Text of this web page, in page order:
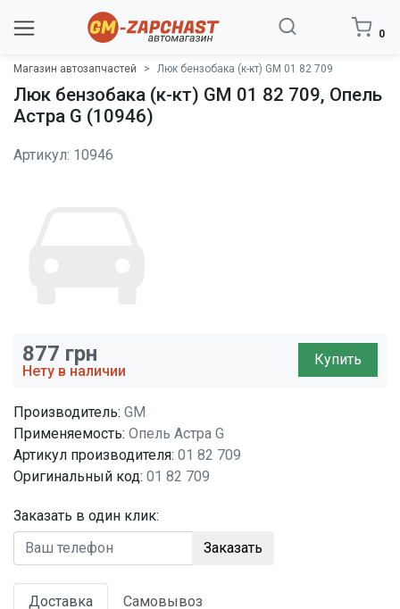
0
Магазин автозапчастей Люк бензобака (к-кт) GM 01 82 709
Люк бензобака (к-кт) GM 01 82 709, Опель
Астра G (10946)
Артикул: 10946
877 грн
Нету в наличии
Купить
Производитель: GM
Применяемость: Опель Астра G
Артикул производителя: 01 82 709
Оригинальный код: 01 82 709
Заказать в один клик:
Заказать
Доставка Самовывоз